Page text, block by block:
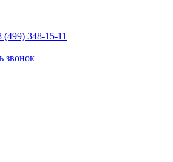
(499) 348-15-11
звонок